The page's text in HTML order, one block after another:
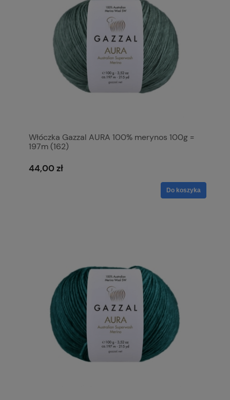
Włóczka Gazzal AURA 100% merynos 100g =
197m (162)
44,00 zł
Do koszyka